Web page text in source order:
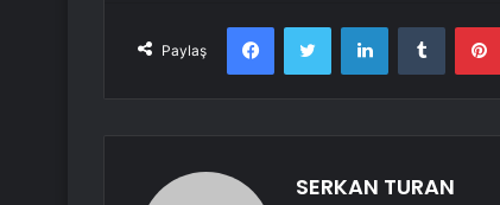
Paylaş
FacebookTwitter LinkedInTumblr
SERKAN TURAN